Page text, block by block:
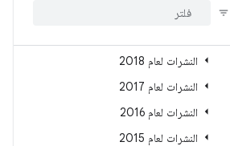
النشرات لعام 2020
النشرات لعام 2018
النشرات لعام 2017
النشرات لعام 2016
النشرات لعام 2015